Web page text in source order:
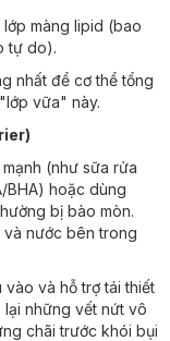
màng lipid (bao
tự do).
nhất để cơ thể tổng
vữa" này.
(như sữa rửa
BHA) hoặc dùng
bị bào mòn.
và nước bên trong
vào và hỗ trợ tái thiết
những vết nứt vô
chãi trước khói bụi